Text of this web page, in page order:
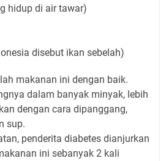
hidup di air tawar)
disebut ikan sebelah)
makanan ini dengan baik.
dalam banyak minyak, lebih
dengan cara dipanggang,
sup.
penderita diabetes dianjurkan
ini sebanyak 2 kali